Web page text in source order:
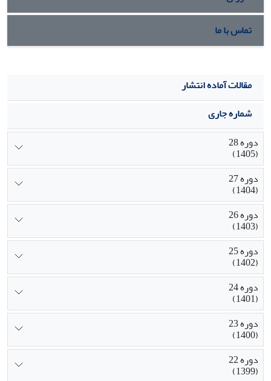
تماس با ما
مقالات آماده انتشار
شماره جاری
دوره 28
(1405)
دوره 27
(1404)
دوره 26
(1403)
دوره 25
(1402)
دوره 24
(1401)
دوره 23
(1400)
دوره 22
(1399)